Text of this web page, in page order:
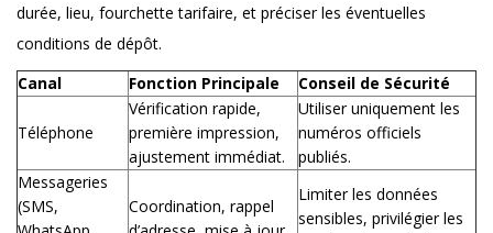
durée, lieu, fourchette tarifaire, et préciser les éventuelles
conditions de dépôt.
Canal
Fonction Principale Conseil de Sécurité
Téléphone
Vérification rapide,
première impression,
ajustement immédiat.
Utiliser uniquement les
numéros officiels
publiés.
Messageries
(SMS,
Coordination, rappel
Limiter les données
sensibles, privilégier les